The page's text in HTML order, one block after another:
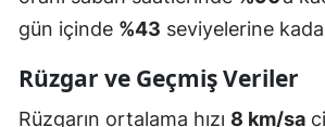
gün içinde %43 seviyelerine
Rüzgar ve Geçmiş Veriler
Rüzgarın ortalama hızı 8 km/sa